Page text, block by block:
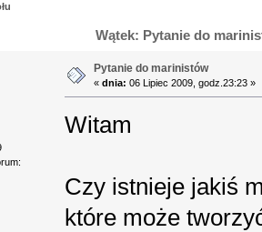
Wątek: Pytanie do
Pytanie do marinistów
«dnia: 06 Lipiec 2009, godz.23:23 »
Witam
Czy istnieje jakiś
które może